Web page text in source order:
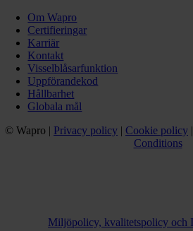
Om Wapro
Certifieringar
Karriär
Kontakt
Visselblåsarfunktion
Uppförandekod
Hållbarhet
Globala mål
© Wapro | Privacy policy | Cookie policy |
Conditions
Miljöpolicy, kvalitetspolicy och